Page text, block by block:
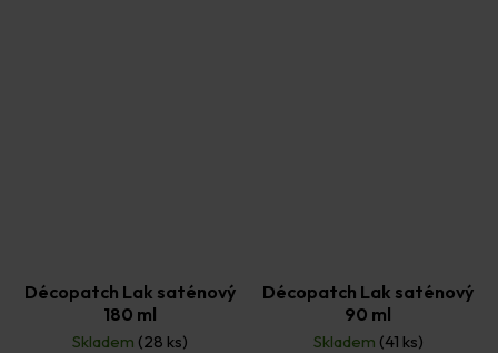
Décopatch Lak saténový
180 ml
Skladem (28 ks)
Décopatch Lak saténový
90 ml
Skladem (41 ks)